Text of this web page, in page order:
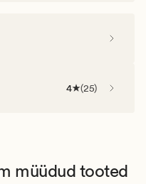
4 (25)
müüdud tooted